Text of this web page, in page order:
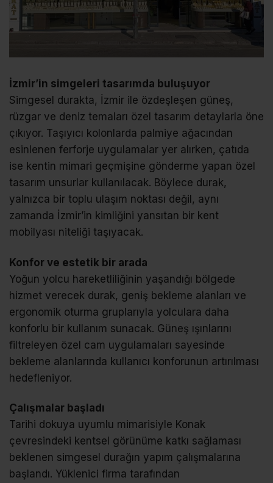
İzmir’in simgeleri tasarımda buluşuyor
Simgesel durakta, İzmir ile özdeşleşen güneş,
rüzgar ve deniz temaları özel tasarım detaylarla öne
çıkıyor. Taşıyıcı kolonlarda palmiye ağacından
esinlenen ferforje uygulamalar yer alırken, çatıda
ise kentin mimari geçmişine gönderme yapan özel
tasarım unsurlar kullanılacak. Böylece durak,
yalnızca bir toplu ulaşım noktası değil, aynı
zamanda İzmir’in kimliğini yansıtan bir kent
mobilyası niteliği taşıyacak.
Konfor ve estetik bir arada
Yoğun yolcu hareketliliğinin yaşandığı bölgede
hizmet verecek durak, geniş bekleme alanları ve
ergonomik oturma gruplarıyla yolculara daha
konforlu bir kullanım sunacak. Güneş ışınlarını
filtreleyen özel cam uygulamaları sayesinde
bekleme alanlarında kullanıcı konforunun artırılması
hedefleniyor.
Çalışmalar başladı
Tarihi dokuya uyumlu mimarisiyle Konak
çevresindeki kentsel görünüme katkı sağlaması
beklenen simgesel durağın yapım çalışmalarına
başlandı. Yüklenici firma tarafından